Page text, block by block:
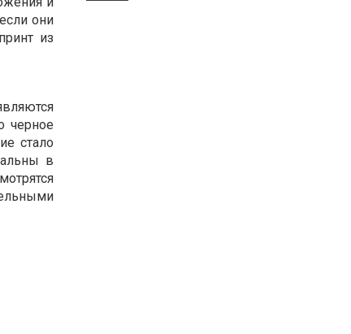
они
из
черное
стало
в